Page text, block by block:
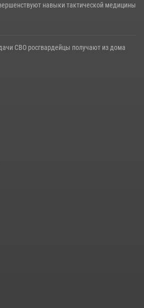
навыки тактической медицины
СВО росгвардейцы получают из дома